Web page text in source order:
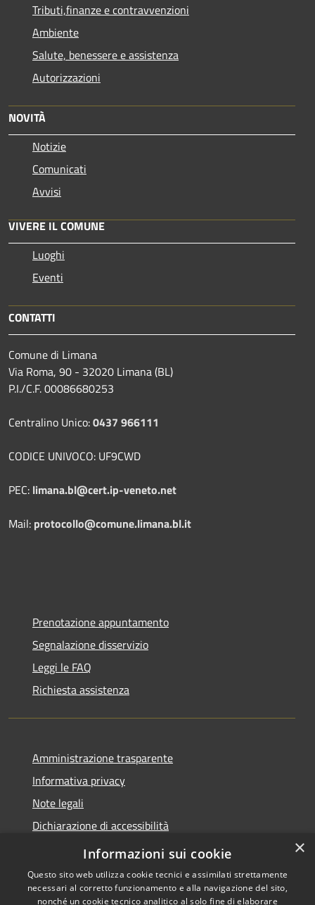
Tributi,finanze e contravvenzioni
Ambiente
Salute, benessere e assistenza
Autorizzazioni
NOVITÀ
Notizie
Comunicati
Avvisi
VIVERE IL COMUNE
Luoghi
Eventi
CONTATTI
Comune di Limana
Via Roma, 90 - 32020 Limana (BL)
P.I./C.F. 00086680253
Centralino Unico:0437 966111
CODICE UNIVOCO: UF9CWD
PEC: limana.bl@cert.ip-veneto.net
Mail: protocollo@comune.limana.bl.it
Prenotazione appuntamento
Segnalazione disservizio
Leggi le FAQ
Richiesta assistenza
Amministrazione trasparente
Informativa privacy
Note legali
Dichiarazione di accessibilità
Moduli Privacy Amministrazione trasparente
×
Informazioni sui cookie
Questo sito web utilizza cookie tecnici e assimilati strettamente
necessari al corretto funzionamento e alla navigazione del sito,
nonché un cookie tecnico analitico al solo fine di elaborare